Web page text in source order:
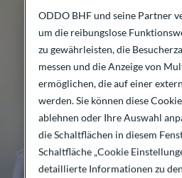
ODDO BHF und seine Partner
um die reibungslose
zu gewährleisten, die
messen und die Anzeige von
ermöglichen, die auf einer
werden. Sie können diese
ablehnen oder Ihre Auswahl
die Schaltflächen in diesem
Schaltfläche „Cookie
detaillierte Informationen zu